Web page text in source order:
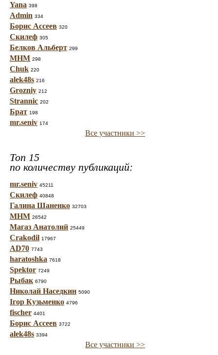
Yana 398
Admin 334
Борис Ассеев 320
Скилеф 305
Белков Альберт 299
МНМ 298
Chuk 220
alek48s 216
Grozniy 212
Strannic 202
Брат 198
mr.seniv 174
Все участники >>
Топ 15
по количеству публикаций:
mr.seniv 45211
Скилеф 40848
Галина Шаненко 32703
МНМ 26542
Магаз Анатолий 25449
Crakodil 17967
AD70 7743
haratoshka 7618
Spektor 7249
Рыбак 6790
Николай Наседкин 5090
Ігор Кузьменко 4796
fischer 4401
Борис Ассеев 3722
alek48s 3394
Все участники >>